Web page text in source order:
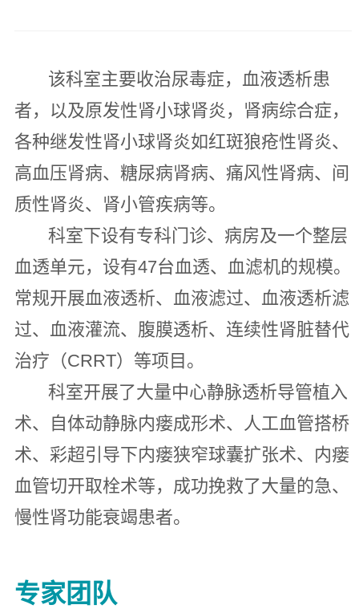
该科室主要收治尿毒症，血液透析患
者，以及原发性肾小球肾炎，肾病综合症，
各种继发性肾小球肾炎如红斑狼疮性肾炎、
高血压肾病、糖尿病肾病、痛风性肾病、间
质性肾炎、肾小管疾病等。
科室下设有专科门诊、病房及一个整层
血透单元，设有47台血透、血滤机的规模。
常规开展血液透析、血液滤过、血液透析滤
过、血液灌流、腹膜透析、连续性肾脏替代
治疗（CRRT）等项目。
科室开展了大量中心静脉透析导管植入
术、自体动静脉内瘘成形术、人工血管搭桥
术、彩超引导下内瘘狭窄球囊扩张术、内瘘
血管切开取栓术等，成功挽救了大量的急、
慢性肾功能衰竭患者。
专家团队